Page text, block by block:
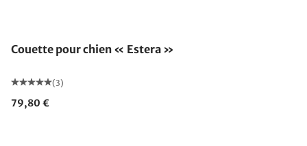
Couette pour chien « Estera »
(3)
79,80 €